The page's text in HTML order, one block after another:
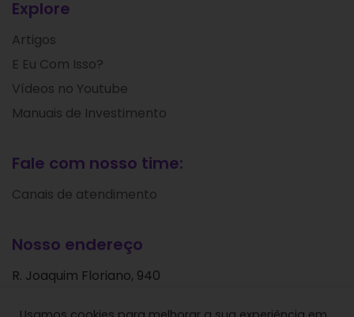
Explore
Artigos
E Eu Com Isso?
Vídeos no Youtube
Manuais de Investimento
Fale com nosso time:
Canais de atendimento
Nosso endereço
R. Joaquim Floriano, 940